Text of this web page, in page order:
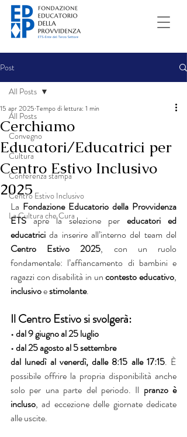
Post
All Posts
Convegno
Cultura
Conferenza stampa
Centro Estivo Inclusivo
La Cultura che Cura
All Posts
Cerchiamo
Educatori/Educatrici per
Centro Estivo Inclusivo
2025
15 apr 2025 Tempo di lettura: 1 min
La Fondazione Educatorio della Provvidenza
ETS apre la selezione per educatori ed
educatrici
Centro Estivo 2025, con un ruolo
fondamentale: l’affiancamento di bambini e
ragazzi con disabilità in un contesto educativo
inclusivo e stimolante.
Il Centro Estivo si svolgerà:
• dal 9 giugno al 25 luglio
• dal 25 agosto al 5 settembre
dal lunedì al venerdì, dalle 8:15 alle 17:15. È
possibile offrire la propria disponibilità anche
solo per una parte del periodo. Il pranzo è
incluso, ad eccezione delle giornate dedicate
alle uscite.